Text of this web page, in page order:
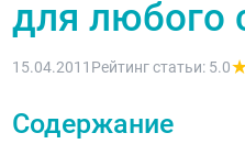
для любого
15.04.2011 Рейтинг статьи: 5.0
Содержание